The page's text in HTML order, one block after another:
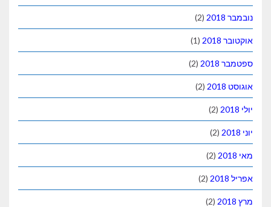
נובמבר 2018 (2)
אוקטובר 2018 (1)
ספטמבר 2018 (2)
אוגוסט 2018 (2)
יולי 2018 (2)
יוני 2018 (2)
מאי 2018 (2)
אפריל 2018 (2)
מרץ 2018 (2)